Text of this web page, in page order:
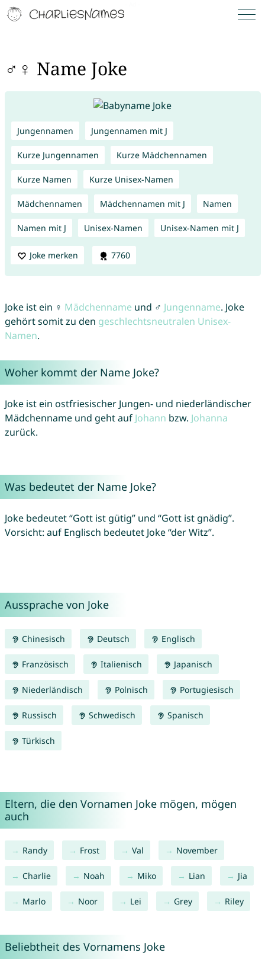
♂♀ Name Joke
Jungennamen Jungennamen mit J
Kurze Jungennamen Kurze Mädchennamen
Kurze Namen Kurze Unisex-Namen
Mädchennamen Mädchennamen mit J Namen
Namen mit J Unisex-Namen Unisex-Namen mit J
Joke merken 7760
Joke ist ein ♀ Mädchenname und ♂ Jungenname. Joke
gehört somit zu den geschlechtsneutralen Unisex-
Namen.
Woher kommt der Name Joke?
Joke ist ein ostfriesischer Jungen- und niederländischer
Mädchenname und geht auf Johann bzw. Johanna
zurück.
Was bedeutet der Name Joke?
Joke bedeutet “Gott ist gütig” und “Gott ist gnädig”.
Vorsicht: auf Englisch bedeutet Joke “der Witz”.
Aussprache von Joke
Chinesisch Deutsch Englisch
Französisch Italienisch Japanisch
Niederländisch Polnisch Portugiesisch
Russisch Schwedisch Spanisch
Türkisch
Eltern, die den Vornamen Joke mögen, mögen
auch
Randy Frost Val November
Charlie Noah Miko Lian Jia
Marlo Noor Lei Grey Riley
Beliebtheit des Vornamens Joke